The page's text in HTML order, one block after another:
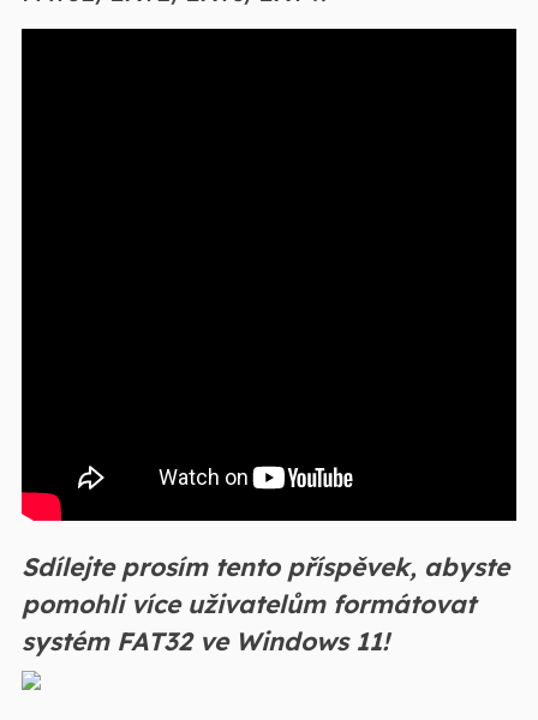
Sdílejte prosím tento příspěvek, abyste
pomohli více uživatelům formátovat
systém FAT32 ve Windows 11!